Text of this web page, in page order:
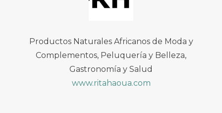
Productos Naturales Africanos de Moda y
Complementos, Peluquería y Belleza,
Gastronomía y Salud
www.ritahaoua.com